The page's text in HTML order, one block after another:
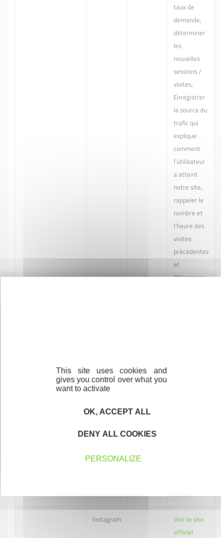
taux de
demande,
déterminer
les
nouvelles
sessions /
visites,
Enregistrer
la source du
trafic qui
explique
comment
l’utilisateur
a atteint
notre site,
rappeler le
nombre et
l’heure des
visites
précédentes
et
Déterminer
Google
Map
maximum
officiel
Instagram
Voir le site
officiel
This site uses cookies and
gives you control over what you
want to activate
OK, ACCEPT ALL
DENY ALL COOKIES
PERSONALIZE